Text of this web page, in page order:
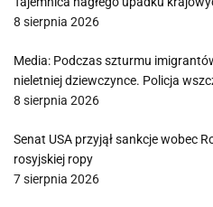
8 sierpnia 2026
Media: Podczas szturmu
nieletniej dziewczynce. Policja
8 sierpnia 2026
Senat USA przyjął sankcje wobec
rosyjskiej ropy
7 sierpnia 2026